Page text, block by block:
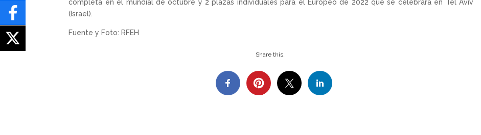
completa en el mundial de octubre y 2 plazas individuales para el Europeo de 2022 que se celebrará en Tel Aviv
(Israel).
Fuente y Foto: RFEH
Share this…